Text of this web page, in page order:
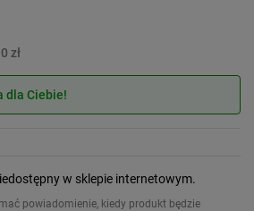
zł
dla Ciebie!
w sklepie internetowym.
powiadomienie, kiedy produkt będzie